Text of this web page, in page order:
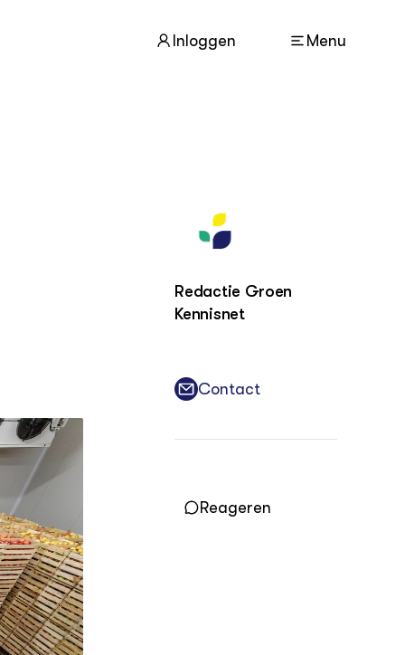
Inloggen Menu
Vakbladen
Wiki Groen Kennisnet
GROEN KENNISNET
Over ons
Contact
ENGLISH
Search the Knowledge base
Redactie Groen
Kennisnet
Contact
Reageren